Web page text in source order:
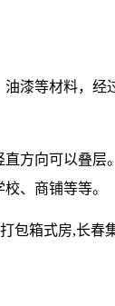
漆等材料，经
方向可以叠层
、商铺等等。
包箱式房,长春